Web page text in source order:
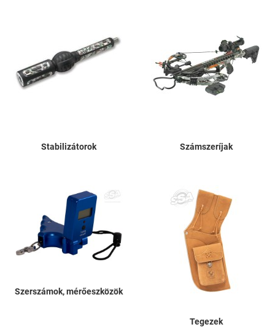
Stabilizátorok Számszeríjak
Szerszámok, mérőeszközök
Tegezek